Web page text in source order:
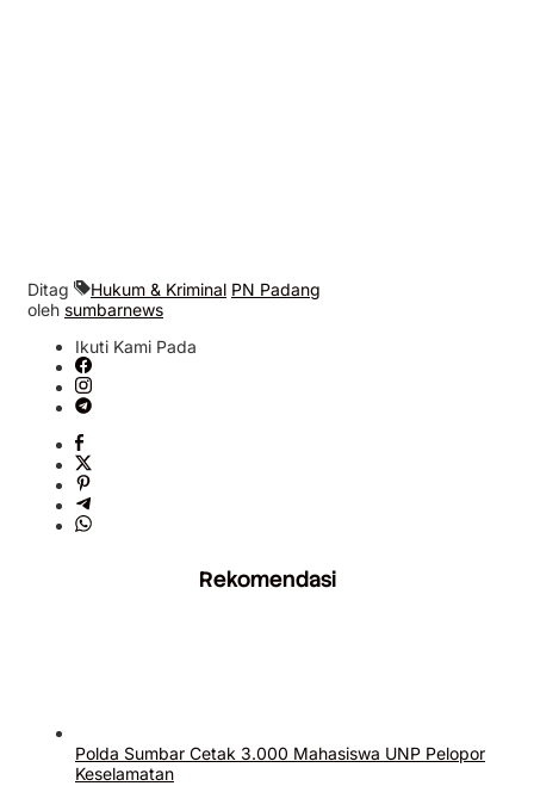
Ditag Hukum & Kriminal PN Padang
oleh sumbarnews
Ikuti Kami Pada
Rekomendasi
Polda Sumbar Cetak 3.000 Mahasiswa UNP Pelopor
Keselamatan